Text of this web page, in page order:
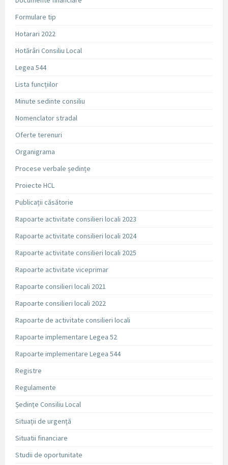
Formulare tip
Hotarari 2022
Hotărâri Consiliu Local
Legea 544
Lista funcțiilor
Minute sedinte consiliu
Nomenclator stradal
Oferte terenuri
Organigrama
Procese verbale ședințe
Proiecte HCL
Publicații căsătorie
Rapoarte activitate consilieri locali 2023
Rapoarte activitate consilieri locali 2024
Rapoarte activitate consilieri locali 2025
Rapoarte activitate viceprimar
Rapoarte consilieri locali 2021
Rapoarte consilieri locali 2022
Rapoarte de activitate consilieri locali
Rapoarte implementare Legea 52
Rapoarte implementare Legea 544
Registre
Regulamente
Ședințe Consiliu Local
Situații de urgență
Situatii financiare
Studii de oportunitate